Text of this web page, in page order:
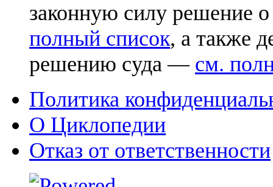
законную силу решение
полный список, а также
решению суда — см.
Политика
О Циклопедии
Отказ от ответственности